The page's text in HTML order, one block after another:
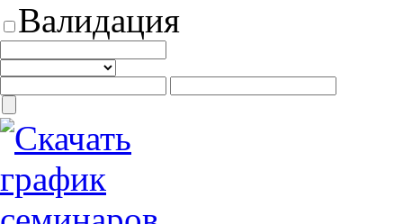
Валидация